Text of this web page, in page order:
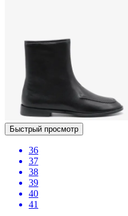
Быстрый просмотр
36
37
38
39
40
41